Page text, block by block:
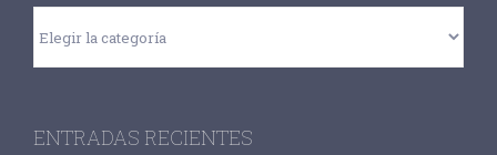
ENTRADAS RECIENTES